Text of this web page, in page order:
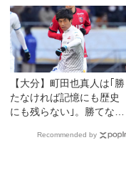
【大分】町田也真人は｢勝
たなければ記憶にも歴史
にも残らない｣。勝てなか
Recommended by